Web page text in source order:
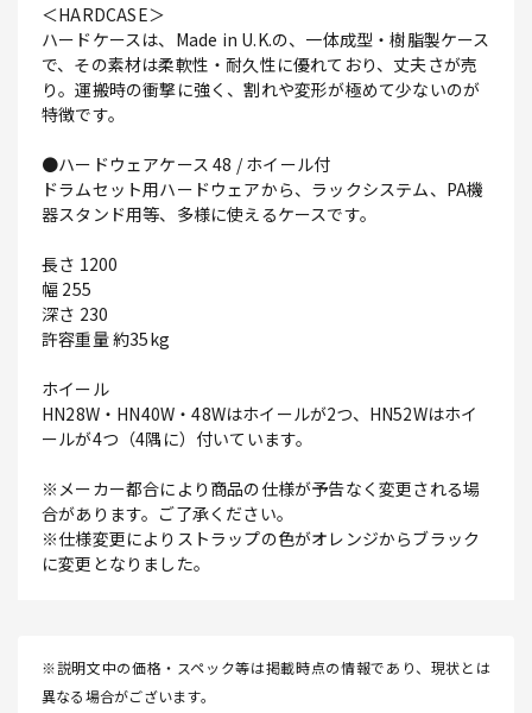
＜HARDCASE＞
ハードケースは、Made in U.K.の、一体成型・樹脂製ケース
で、その素材は柔軟性・耐久性に優れており、丈夫さが売
り。運搬時の衝撃に強く、割れや変形が極めて少ないのが
特徴です。
●ハードウェアケース 48 / ホイール付
ドラムセット用ハードウェアから、ラックシステム、PA機
器スタンド用等、多様に使えるケースです。
長さ 1200
幅 255
深さ 230
許容重量 約35kg
ホイール
HN28W・HN40W・48Wはホイールが2つ、HN52Wはホイ
ールが4つ（4隅に）付いています。
※メーカー都合により商品の仕様が予告なく変更される場
合があります。ご了承ください。
※仕様変更によりストラップの色がオレンジからブラック
に変更となりました。
※説明文中の価格・スペック等は掲載時点の情報であり、現状とは
異なる場合がございます。